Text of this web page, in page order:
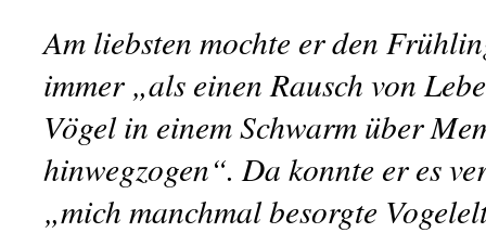
Am liebsten mochte er den
immer „als einen Rausch von
Vögel in einem Schwarm über
hinwegzogen“. Da konnte er es
„mich manchmal besorgte